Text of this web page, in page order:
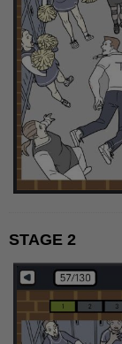
STAGE 2